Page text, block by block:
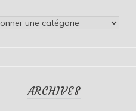
ARCHIVES